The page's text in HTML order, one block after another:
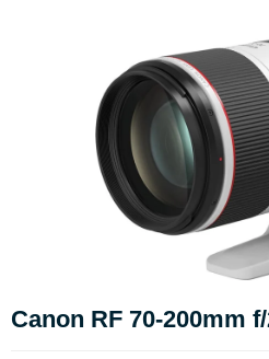
Canon RF 70-200mm